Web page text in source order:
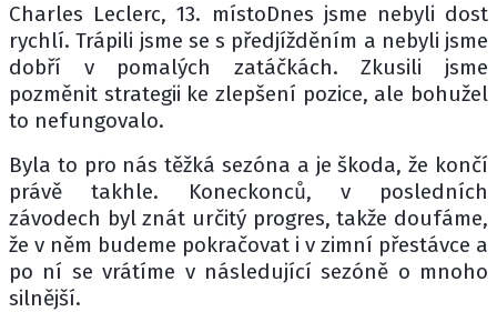
Charles Leclerc, 13. místoDnes jsme nebyli dost
rychlí. Trápili jsme se s předjížděním a nebyli jsme
dobří v pomalých zatáčkách. Zkusili jsme
pozměnit strategii ke zlepšení pozice, ale bohužel
to nefungovalo.
Byla to pro nás těžká sezóna a je škoda, že končí
právě takhle. Koneckonců, v posledních
závodech byl znát určitý progres, takže doufáme,
že v něm budeme pokračovat i v zimní přestávce a
po ní se vrátíme v následující sezóně o mnoho
silnější.